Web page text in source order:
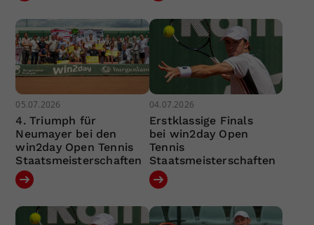
05.07.2026
4. Triumph für
Neumayer bei den
win2day Open Tennis
Staatsmeisterschaften
04.07.2026
Erstklassige Finals
bei win2day Open
Tennis
Staatsmeisterschaften